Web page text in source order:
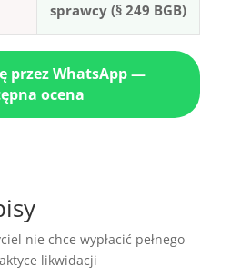
sprawcy (§ 249 BGB)
przez WhatsApp —
ocena
nie chce wypłacić pełnego
likwidacji